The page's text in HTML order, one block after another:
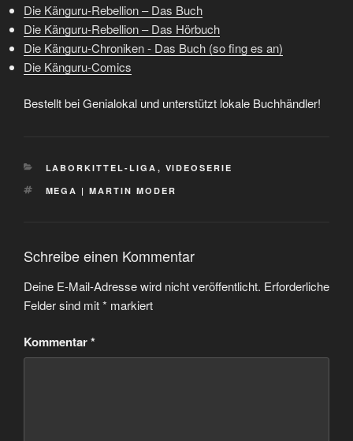
Die Känguru-Rebellion – Das Buch
Die Känguru-Rebellion – Das Hörbuch
Die Känguru-Chroniken - Das Buch (so fing es an)
Die Känguru-Comics
Bestellt bei Genialokal und unterstützt lokale Buchhändler!
KATEGORIEN
LABORKITTEL-LIGA , VIDEOSERIE
SCHLAGWÖRTER
MEGA | MARTIN MODER
Schreibe einen Kommentar
Deine E-Mail-Adresse wird nicht veröffentlicht. Erforderliche
Felder sind mit* markiert
Kommentar*